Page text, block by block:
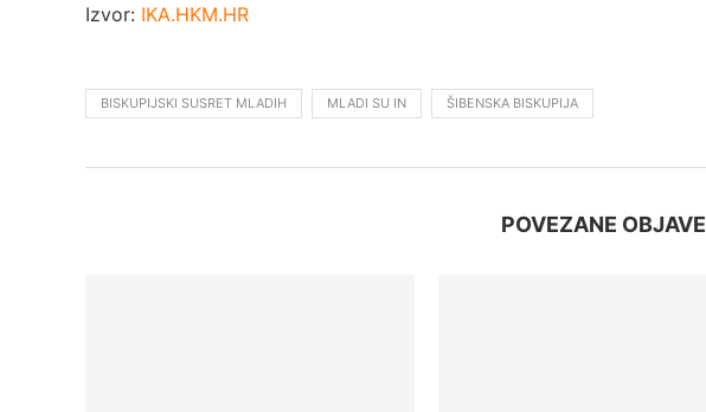
Izvor: IKA.HKM.HR
BISKUPIJSKI SUSRET MLADIH MLADI SU IN ŠIBENSKA BISKUPIJA
POVEZANE OBJAVE